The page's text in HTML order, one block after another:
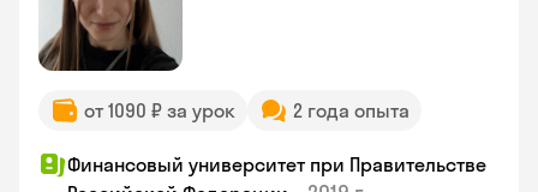
от 1090 ₽ за урок 2 года опыта
Финансовый университет при Правительстве